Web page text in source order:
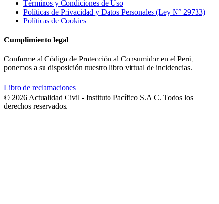
Términos y Condiciones de Uso
Políticas de Privacidad y Datos Personales (Ley N° 29733)
Políticas de Cookies
Cumplimiento legal
Conforme al Código de Protección al Consumidor en el Perú,
ponemos a su disposición nuestro libro virtual de incidencias.
Libro de reclamaciones
© 2026 Actualidad Civil - Instituto Pacífico S.A.C. Todos los
derechos reservados.